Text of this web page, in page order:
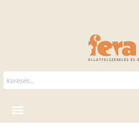
ÁLLATFELSZERELÉS ÉS